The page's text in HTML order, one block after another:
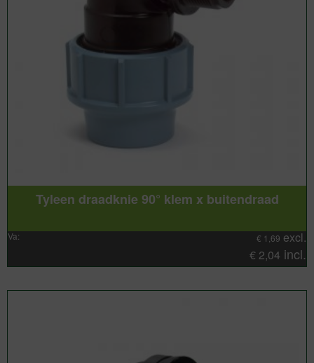
Tyleen draadknie 90° klem x buitendraad
Va: € 1,69 excl.
€ 2,04 incl.